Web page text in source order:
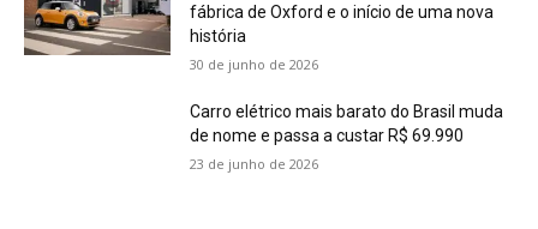
fábrica de Oxford e o início de uma nova
história
30 de junho de 2026
Carro elétrico mais barato do Brasil muda
de nome e passa a custar R$ 69.990
23 de junho de 2026